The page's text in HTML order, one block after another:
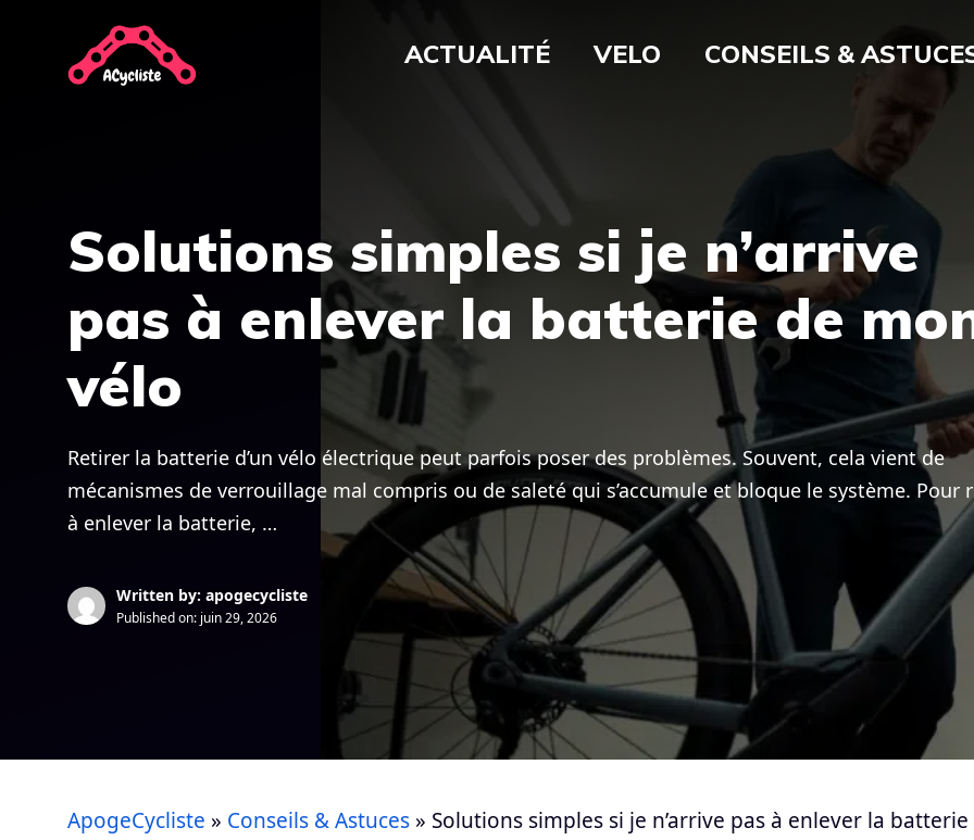
contenu
ACTUALITÉ VELO CONSEILS &
Solutions simples si je n’arrive
pas à enlever la batterie de
vélo
Retirer la batterie d’un vélo électrique peut parfois poser des problèmes. Souvent, cela vient de
mécanismes de verrouillage mal compris ou de saleté qui s’accumule et bloque le système. Pour
à enlever la batterie, …
Written by: apogecycliste
Published on: juin 29, 2026
ApogeCycliste » Conseils & Astuces » Solutions simples si je n’arrive pas à enlever la